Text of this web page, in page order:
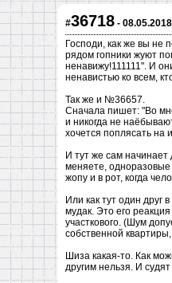
#36718 -
Господи, как же вы не
рядом гопники жуют
ненавижу!111111". И
ненавистью ко всем,
Так же и №36657.
Сначала пишет: "Во
и никогда не
хочется поплясать на
И тут же сам начинает
меняете, одноразовые
жопу и в рот, когда
Или как тут один друг
мудак. Это его
участкового. (Шум
собственной
Шиза какая-то. Как
другим нельзя. И